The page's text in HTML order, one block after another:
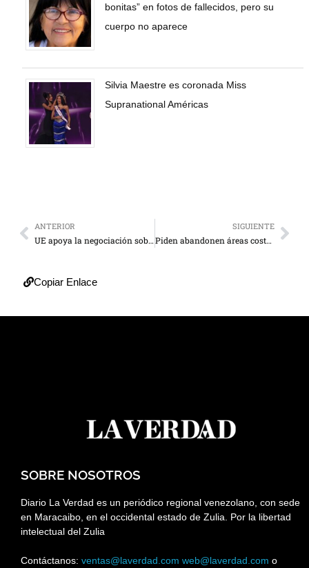
bonitas” en fotos de fallecidos, pero su
cuerpo no aparece
Silvia Maestre es coronada Miss
Supranational Américas
ANTERIOR
UE apoya la negociación sobre Venezuela en Oslo
SIGUIENTE
Piden abandonen áreas costeras de Japón por alerta de tsunami
Copiar Enlace
SOBRE NOSOTROS
Diario La Verdad es un periódico regional venezolano, con sede
en Maracaibo, en el occidental estado de Zulia. Por la libertad
intelectual del Zulia
Contáctanos: ventas@laverdad.com web@laverdad.com o